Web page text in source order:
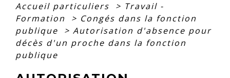
Accueil particuliers > Travail -
Formation
> Congés dans la fonction
publique
> Autorisation d'absence pour
décès d'un proche dans la fonction
publique